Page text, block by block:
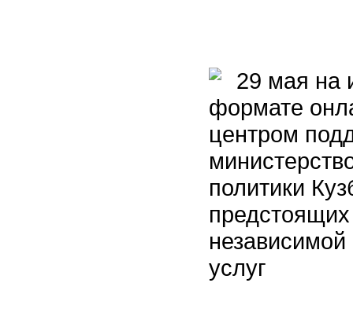
29 мая на
формате
центром
политики
независимой
услуг